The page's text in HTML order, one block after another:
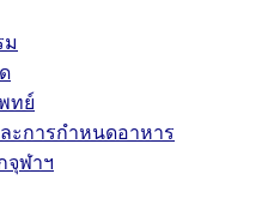
ม
ทย์
ะการกำหนดอาหาร
จุฬาฯ